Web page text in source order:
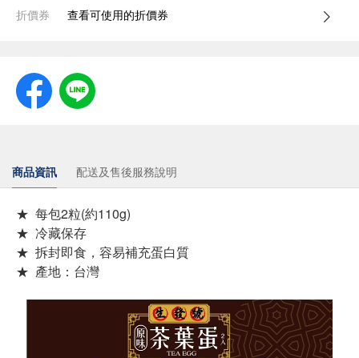
折價券 查看可使用的折價券
商品資訊 配送及售後服務說明
★ 每包2粒(約110g)
★ 冷藏保存
★ 拆封即食，容易補充蛋白質
★ 產地：台灣